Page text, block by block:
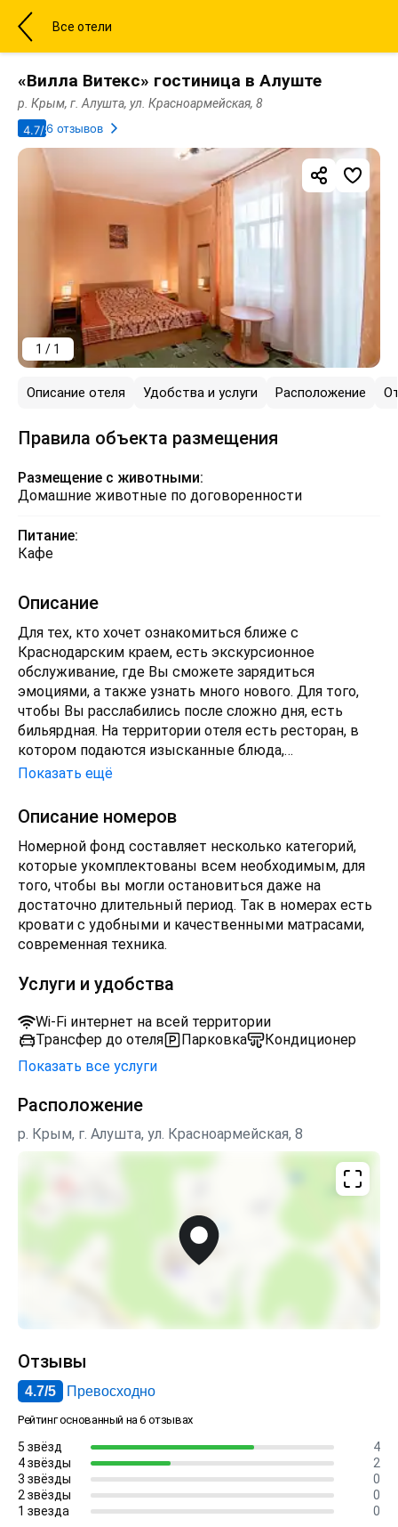
Все отели
«Вилла Витекс» гостиница в Алуште
р. Крым, г. Алушта, ул. Красноармейская, 8
4.7/56 отзывов
1 / 1
Описание отеля Удобства и услуги Расположение
Правила объекта размещения
Размещение с животными:
Домашние животные по договоренности
Питание:
Кафе
Описание
Для тех, кто хочет ознакомиться ближе с
Краснодарским краем, есть экскурсионное
обслуживание, где Вы сможете зарядиться
эмоциями, а также узнать много нового. Для того,
чтобы Вы расслабились после сложно дня, есть
бильярдная. На территории отеля есть ресторан, в
котором подаются изысканные блюда,
приготовленные искусными поварами. Также
Показать ещё
Описание номеров
Номерной фонд составляет несколько категорий,
которые укомплектованы всем необходимым, для
того, чтобы вы могли остановиться даже на
достаточно длительный период. Так в номерах есть
кровати с удобными и качественными матрасами,
современная техника.
Услуги и удобства
Wi-Fi интернет на всей территории
Трансфер до отеля
Парковка
Кондиционер
Показать все услуги
Расположение
р. Крым, г. Алушта, ул. Красноармейская, 8
Отзывы
4.7/5 Превосходно
Рейтинг основанный на 6 отзывах
5 звёзд
4
4 звёзды
2
3 звёзды
0
2 звёзды
0
1 звезда
0